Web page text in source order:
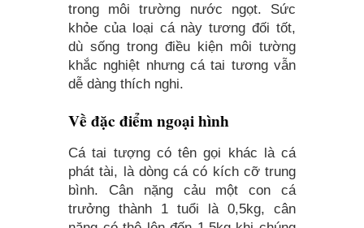
trong môi trường nước ngọt. Sức
khỏe của loại cá này tương đối tốt,
dù sống trong điều kiện môi tường
khắc nghiệt nhưng cá tai tương vẫn
dễ dàng thích nghi.
Về đặc điểm ngoại hình
Cá tai tượng có tên gọi khác là cá
phát tài, là dòng cá có kích cỡ trung
bình. Cân nặng cảu một con cá
trưởng thành 1 tuổi là 0,5kg, cân